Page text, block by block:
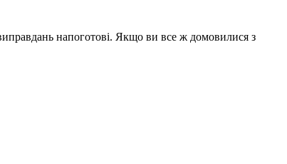
напоготові. Якщо ви все ж домовилися з